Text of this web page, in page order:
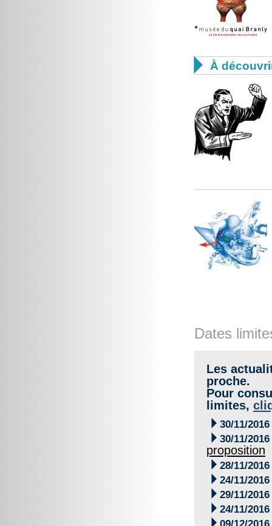
 À
Dates
Les
proche.
Pour
limites,
 30/11/2016
 30/11/2016
proposition
 28/11/2016
 24/11/2016
 29/11/2016
 24/11/2016
